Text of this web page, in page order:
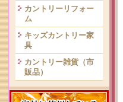
カントリーリフォー
ム
キッズカントリー家
具
カントリー雑貨（市
販品）